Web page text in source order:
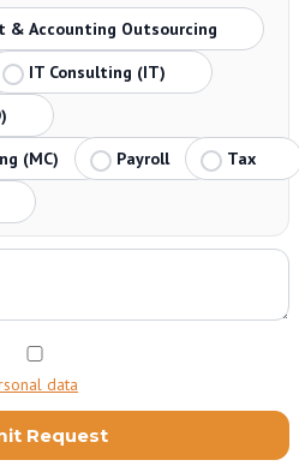
& Accounting Outsourcing
IT Consulting (IT)
(MC)
Payroll
Tax
data